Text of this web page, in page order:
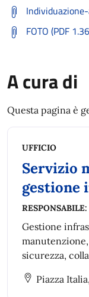
FOTO (PDF
A cura di
Questa pagina è
UFFICIO
Servizio
gestione
RESPONSABILE:
Gestione
sicurezza,
impianti,
regolamenti e
Piazza